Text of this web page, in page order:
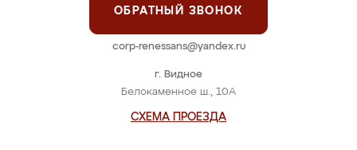
г. Видное
Белокаменное ш., 10А
СХЕМА ПРОЕЗДА
ОБРАТНЫЙ ЗВОНОК
corp-renessans@yandex.ru